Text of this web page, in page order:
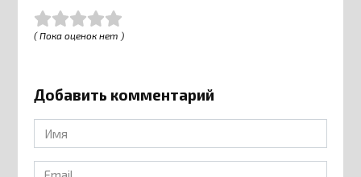
( Пока оценок нет )
Добавить комментарий
Имя
*
Email